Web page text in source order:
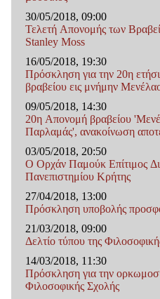
30/05/2018, 09:00
Τελετή Απονομής των
Stanley Moss
16/05/2018, 19:30
Πρόσκληση για την 20η
βραβείου εις μνήμην
09/05/2018, 14:30
20η Απονομή βραβείου
Παρλαμάς', ανακοίνωση
03/05/2018, 20:50
Ο Ορχάν Παμούκ Επίτιμος
Πανεπιστημίου Κρήτης
27/04/2018, 13:00
Πρόσκληση υποβολής
21/03/2018, 09:00
Δελτίο τύπου της
14/03/2018, 11:30
Πρόσκληση για την
Φιλoσοφικής Σχολής